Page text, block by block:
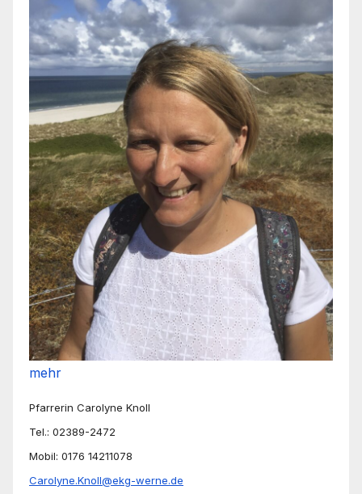
mehr
Pfarrerin Carolyne Knoll
Tel.: 02389-2472
Mobil: 0176 14211078
Carolyne.Knoll@ekg-werne.de